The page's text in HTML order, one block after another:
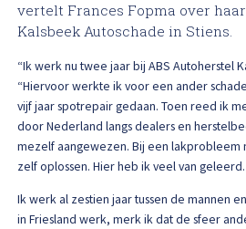
Hagelschade herstellen
Total loss
Alle soorten Specialisme
Afspraak maken
vertelt Frances Fopma over
Kalsbeek Autoschade in Stiens.
“Ik werk nu twee jaar bij ABS Autoherstel
“Hiervoor werkte ik voor een ander
vijf jaar spotrepair gedaan. Toen reed ik
door Nederland langs dealers en
mezelf aangewezen. Bij een
zelf oplossen. Hier heb ik veel van geleerd.
Ik werk al zestien jaar tussen de mannen
in Friesland werk, merk ik dat de sfeer